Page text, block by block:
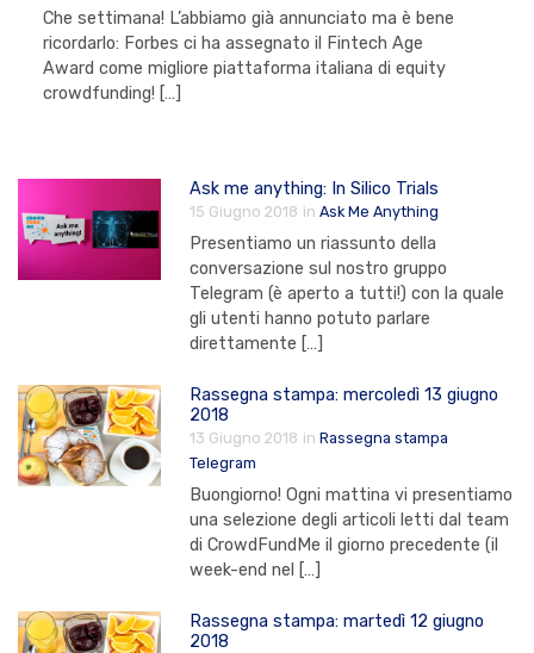
Che settimana! L’abbiamo già annunciato ma è bene
ricordarlo: Forbes ci ha assegnato il Fintech Age
Award come migliore piattaforma italiana di equity
crowdfunding! […]
Ask me anything: In Silico Trials
15 Giugno 2018 in Ask Me Anything
Presentiamo un riassunto della
conversazione sul nostro gruppo
Telegram (è aperto a tutti!) con la quale
gli utenti hanno potuto parlare
direttamente […]
Rassegna stampa: mercoledì 13 giugno
2018
13 Giugno 2018 in Rassegna stampa
Telegram
Buongiorno! Ogni mattina vi presentiamo
una selezione degli articoli letti dal team
di CrowdFundMe il giorno precedente (il
week-end nel […]
Rassegna stampa: martedì 12 giugno
2018